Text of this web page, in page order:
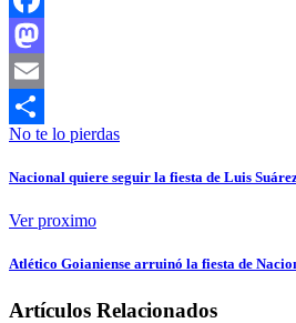
Facebook
Mastodon
Email
Compartir
No te lo pierdas
Nacional quiere seguir la fiesta de Luis
Ver proximo
Atlético Goianiense arruinó la fiesta de
Artículos Relacionados